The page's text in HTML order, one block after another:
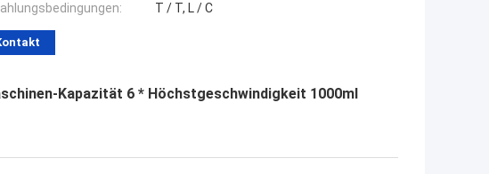
T / T, L / C
Kapazität 6 * Höchstgeschwindigkeit 1000ml